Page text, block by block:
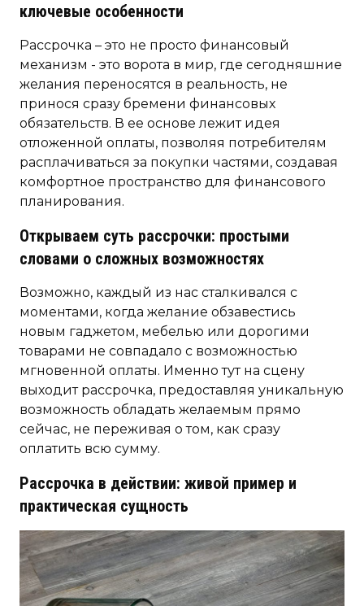
ключевые особенности
Рассрочка – это не просто финансовый
механизм - это ворота в мир, где сегодняшние
желания переносятся в реальность, не
принося сразу бремени финансовых
обязательств. В ее основе лежит идея
отложенной оплаты, позволяя потребителям
расплачиваться за покупки частями, создавая
комфортное пространство для финансового
планирования.
Открываем суть рассрочки: простыми
словами о сложных возможностях
Возможно, каждый из нас сталкивался с
моментами, когда желание обзавестись
новым гаджетом, мебелью или дорогими
товарами не совпадало с возможностью
мгновенной оплаты. Именно тут на сцену
выходит рассрочка, предоставляя уникальную
возможность обладать желаемым прямо
сейчас, не переживая о том, как сразу
оплатить всю сумму.
Рассрочка в действии: живой пример и
практическая сущность